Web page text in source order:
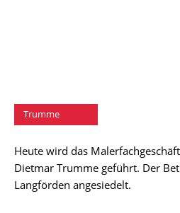
Trumme
Heute wird das
Dietmar Trumme geführt. Der
Langförden angesiedelt.